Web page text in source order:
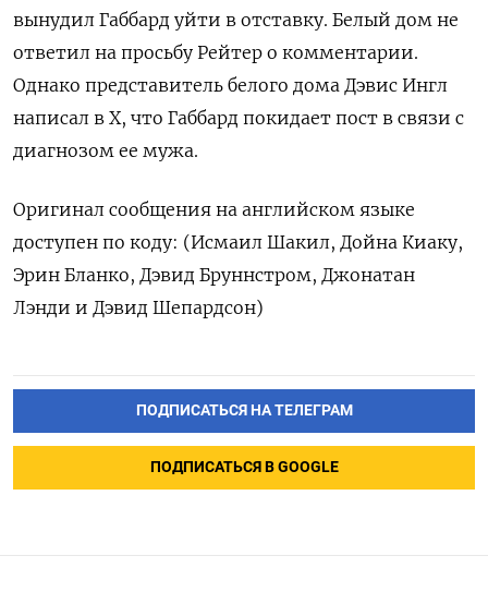
вынудил Габбард уйти в отставку. Белый дом не
ответил на просьбу Рейтер о комментарии.
Однако представитель белого дома Дэвис Ингл
написал в X, что ​Габбард покидает ⁠пост в связи с
диагнозом ее мужа.
Оригинал сообщения ‌на английском языке
доступен ‌по коду: (Исмаил Шакил, Дойна Киаку,
Эрин ​Бланко, Дэвид Бруннстром, Джонатан
Лэнди ‌и Дэвид Шепардсон)
ПОДПИСАТЬСЯ НА ТЕЛЕГРАМ
ПОДПИСАТЬСЯ В GOOGLE